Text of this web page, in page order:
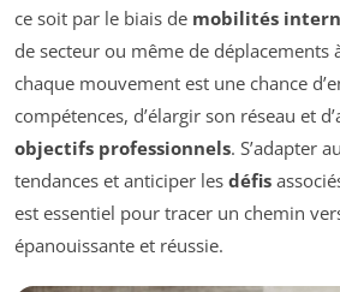
ce soit par le biais de mobilités
de secteur ou même de déplacements
chaque mouvement est une chance
compétences, d’élargir son réseau et
objectifs professionnels. S’adapter
tendances et anticiper les défis
est essentiel pour tracer un chemin
épanouissante et réussie.